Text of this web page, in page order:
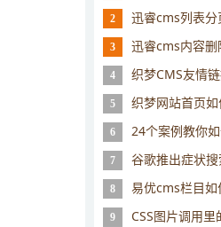
2 迅睿cms列表
3 迅睿cms内容删
4 织梦CMS友情链接
5 织梦网站首页
6 24个案例教你如
7 谷歌推出症状搜索
8 易优cms栏目
9 CSS图片调用里